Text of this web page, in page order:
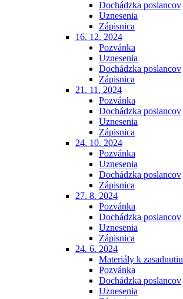
Dochádzka poslancov
Uznesenia
Zápisnica
16. 12. 2024
Pozvánka
Uznesenia
Dochádzka poslancov
Zápisnica
21. 11. 2024
Pozvánka
Dochádzka poslancov
Uznesenia
Zápisnica
24. 10. 2024
Pozvánka
Uznesenia
Dochádzka poslancov
Zápisnica
27. 8. 2024
Pozvánka
Dochádzka poslancov
Uznesenia
Zápisnica
24. 6. 2024
Materiály k zasadnutiu
Pozvánka
Dochádzka poslancov
Uznesenia